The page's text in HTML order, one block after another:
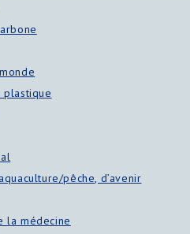
plastique
pêche, d’avenir
la médecine